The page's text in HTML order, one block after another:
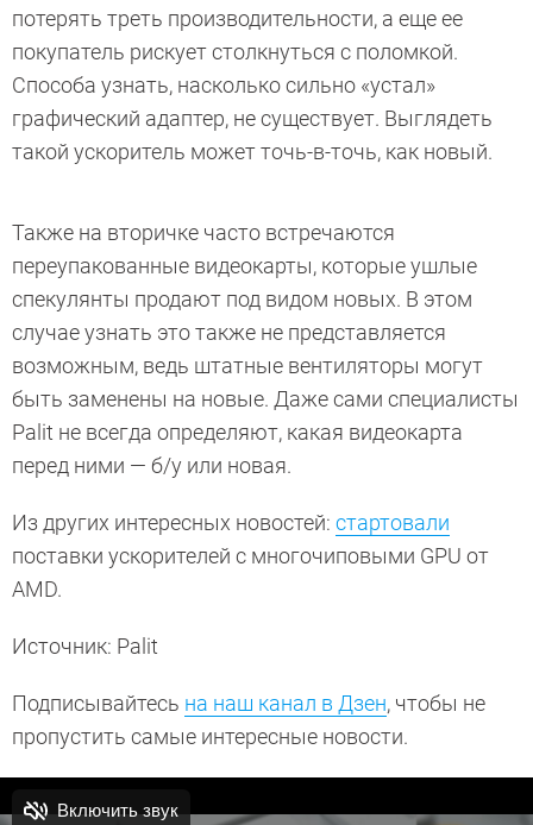
потерять треть производительности, а еще ее
покупатель рискует столкнуться с поломкой.
Способа узнать, насколько сильно «устал»
графический адаптер, не существует. Выглядеть
такой ускоритель может точь-в-точь, как новый.
Также на вторичке часто встречаются
переупакованные видеокарты, которые ушлые
спекулянты продают под видом новых. В этом
случае узнать это также не представляется
возможным, ведь штатные вентиляторы могут
быть заменены на новые. Даже сами специалисты
Palit не всегда определяют, какая видеокарта
перед ними — б/у или новая.
Из других интересных новостей: стартовали
поставки ускорителей с многочиповыми GPU от
AMD.
Источник: Palit
Подписывайтесь на наш канал в Дзен, чтобы не
пропустить самые интересные новости.